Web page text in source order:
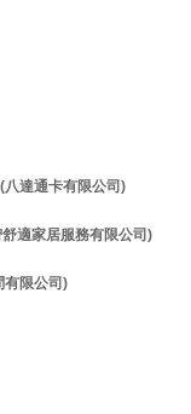
達通卡有限公司)
適家居服務有限公司)
有限公司)